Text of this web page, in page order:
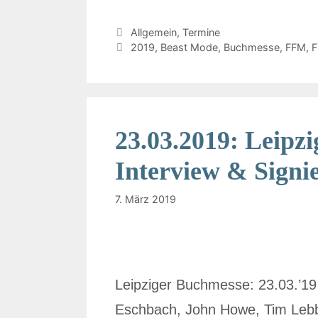
Allgemein, Termine
2019, Beast Mode, Buchmesse, FFM,
23.03.2019:
Interview &
7. März 2019
Leipziger Buchmesse:
Eschbach, John Howe, Tim